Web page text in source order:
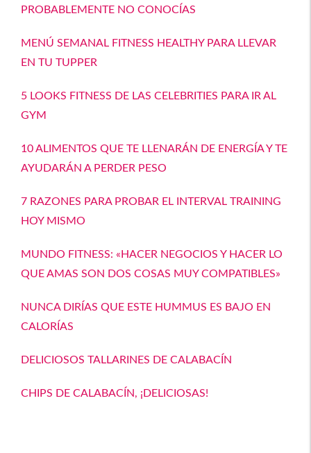
PROBABLEMENTE NO CONOCÍAS
MENÚ SEMANAL FITNESS HEALTHY PARA LLEVAR
EN TU TUPPER
5 LOOKS FITNESS DE LAS CELEBRITIES PARA IR AL
GYM
10 ALIMENTOS QUE TE LLENARÁN DE ENERGÍA Y TE
AYUDARÁN A PERDER PESO
7 RAZONES PARA PROBAR EL INTERVAL TRAINING
HOY MISMO
MUNDO FITNESS: «HACER NEGOCIOS Y HACER LO
QUE AMAS SON DOS COSAS MUY COMPATIBLES»
NUNCA DIRÍAS QUE ESTE HUMMUS ES BAJO EN
CALORÍAS
DELICIOSOS TALLARINES DE CALABACÍN
CHIPS DE CALABACÍN, ¡DELICIOSAS!